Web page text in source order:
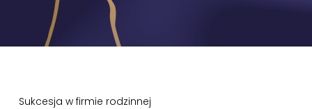
Sukcesja w firmie rodzinnej